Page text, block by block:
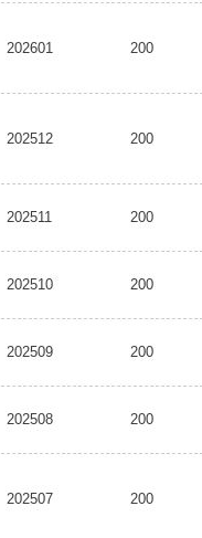
202601 200
202512 200
202511 200
202510 200
202509 200
202508 200
202507 200